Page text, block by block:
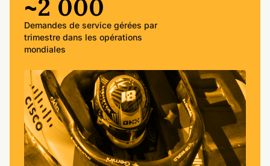
~2 000
Demandes de service gérées par
trimestre dans les opérations
mondiales